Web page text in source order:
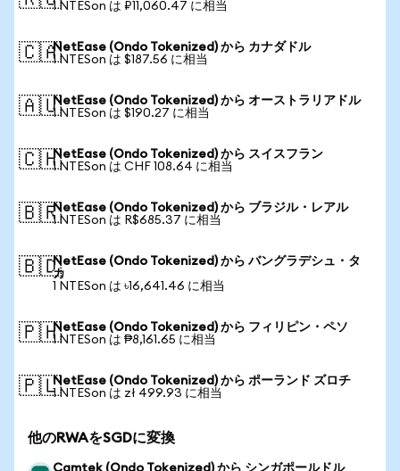
1 NTESon は ₽11,060.47 に相当
🇨🇦NetEase (Ondo Tokenized) から カナダドル
1 NTESon は $187.56 に相当
🇦🇺NetEase (Ondo Tokenized) から オーストラリアドル
1 NTESon は $190.27 に相当
🇨🇭NetEase (Ondo Tokenized) から スイスフラン
1 NTESon は CHF 108.64 に相当
🇧🇷NetEase (Ondo Tokenized) から ブラジル・レアル
1 NTESon は R$685.37 に相当
🇧🇩NetEase (Ondo Tokenized) から バングラデシュ・タ
カ
1 NTESon は ৳16,641.46 に相当
🇵🇭NetEase (Ondo Tokenized) から フィリピン・ペソ
1 NTESon は ₱8,161.65 に相当
🇵🇱NetEase (Ondo Tokenized) から ポーランド ズロチ
1 NTESon は zł 499.93 に相当
他のRWAをSGDに変換
Camtek (Ondo Tokenized) から シンガポールドル